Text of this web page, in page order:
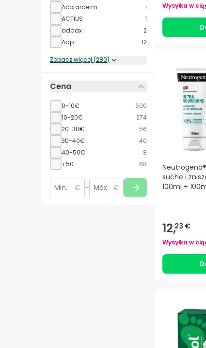
Acofarderm
1
ACTIUS
1
addax
2
Adp
12
Zobacz więcej (280)
Cena
0-10€
600
10-20€
274
20-30€
56
30-40€
40
40-50€
8
+50
68
€ – €
Wysyłka w
suche i
100ml +
12,23 €
Wysyłka w